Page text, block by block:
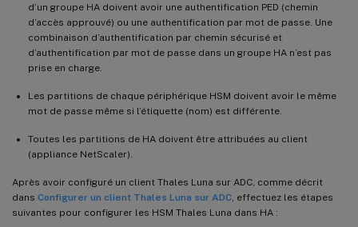
d’un groupe HA doivent avoir une authentification PED (chemin
d’accès approuvé) ou une authentification par mot de passe. Une
combinaison d’authentification par chemin sécurisé et
d’authentification par mot de passe dans un groupe HA n’est pas
prise en charge.
Les partitions de chaque périphérique HSM doivent avoir le même
mot de passe même si l’étiquette (nom) est différente.
Toutes les partitions de HA doivent être attribuées au client
(appliance NetScaler).
Après avoir configuré un client Thales Luna sur ADC, comme décrit
dans Configurer un client Thales Luna sur ADC , effectuez les étapes
suivantes pour configurer les HSM Thales Luna dans HA :